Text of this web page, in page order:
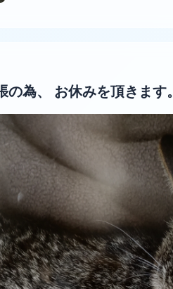
為、 お休みを頂きます。